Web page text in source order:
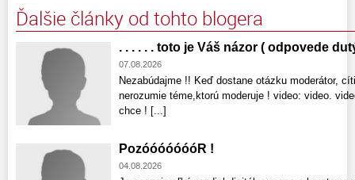
Ďalšie články od tohto blogera
. . . . . . toto je Váš názor ( odpovede
07.08.2026
Nezabúdajme !! Keď dostane otázku moderátor,
nerozumie téme,ktorú moderuje ! video: video.
chce ! [...]
PozóóóóóóóR !
04.08.2026